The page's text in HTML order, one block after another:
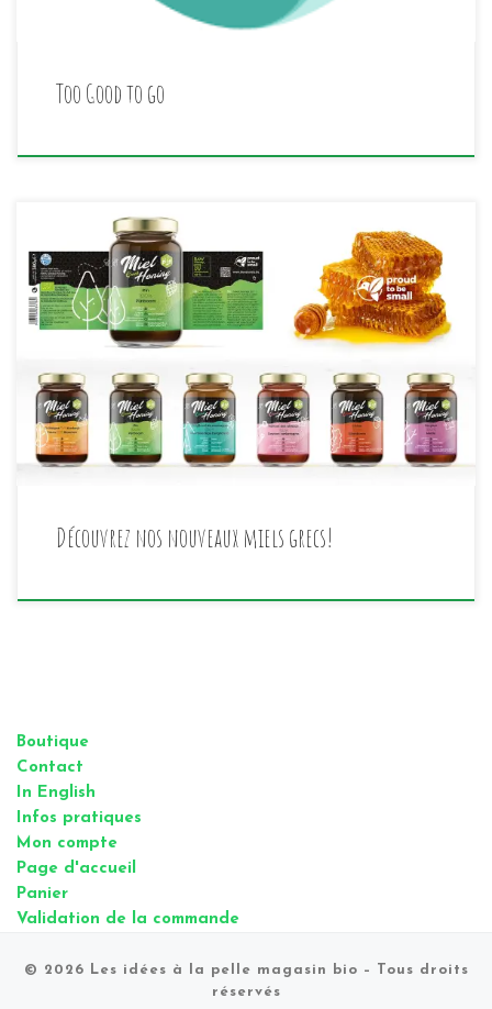
Too Good to go
Découvrez nos nouveaux miels grecs! Relooking complet,
traçabilité et saveurs inégalées. – Le miel de Montagne
du Mont Pélion (Herbacé et mentholé) – Le miel de
de Chêne du Mont Olympe (Réglisse délicatement
mentholée) – Le miel de Renoué des Oiseaux […]
Découvrez nos nouveaux miels grecs!
Boutique
Contact
In English
Infos pratiques
Mon compte
Page d'accueil
Panier
Validation de la commande
© 2026 Les idées à la pelle magasin bio – Tous droits
réservés